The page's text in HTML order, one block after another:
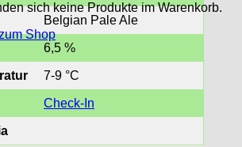
sich keine Produkte im Warenkorb.
Shop
Belgian Pale Ale
6,5 %
7-9 °C
Check-In